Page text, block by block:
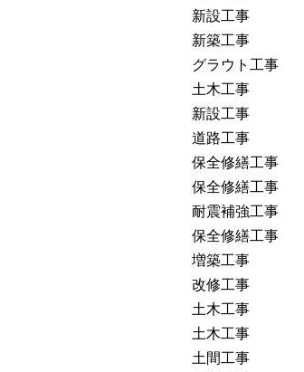
新設工事
新築工事
グラウト工事
土木工事
新設工事
道路工事
保全修繕工事
保全修繕工事
耐震補強工事
保全修繕工事
増築工事
改修工事
土木工事
土木工事
土間工事